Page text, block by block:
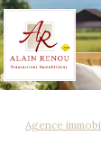
Agence